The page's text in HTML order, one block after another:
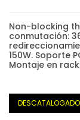
Non-blocking
conmutación:
150W. Soporte
Montaje en rack